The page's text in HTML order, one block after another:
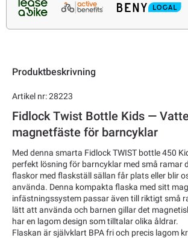
Produktbeskrivning
Artikel nr: 28223
Fidlock Twist Bottle Kids —
magnetfäste för barncyklar
Med denna smarta Fidlock TWIST bottle 450
perfekt lösning för barncyklar med små ramar
flaskor med flaskställ sällan får plats eller blir
använda. Denna kompakta flaska med sitt
infästningssystem passar även till riktigt små
lätt att använda och barnen gillar det
har en lagom design som tilltalar olika åldrar.
Flaskan är självklart BPA fri och precis lagom